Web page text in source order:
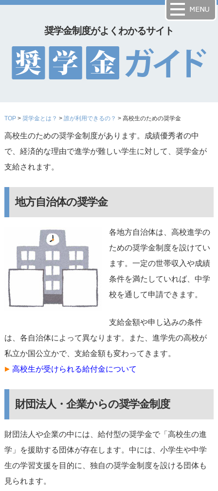
奨学金制度がよくわかるサイト
TOP> 奨学金とは？ > 誰が利用できるの？ > 高校生のための奨学金
高校生のための奨学金制度があります。成績優秀者の中
で、経済的な理由で進学が難しい学生に対して、奨学金が
支給されます。
地方自治体の奨学金
各地方自治体は、高校進学の
ための奨学金制度を設けてい
ます。一定の世帯収入や成績
条件を満たしていれば、中学
校を通して申請できます。
支給金額や申し込みの条件
は、各自治体によって異なります。また、進学先の高校が
私立か国公立かで、支給金額も変わってきます。
高校生が受けられる給付金について
財団法人・企業からの奨学金制度
財団法人や企業の中には、給付型の奨学金で「高校生の進
学」を援助する団体が存在します。中には、小学生や中学
生の学習支援を目的に、独自の奨学金制度を設ける団体も
見られます。